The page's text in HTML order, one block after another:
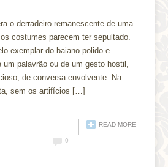
o derradeiro remanescente de uma
costumes parecem ter sepultado.
exemplar do baiano polido e
palavrão ou de um gesto hostil,
de conversa envolvente. Na
sem os artifícios […]
READ MORE
0